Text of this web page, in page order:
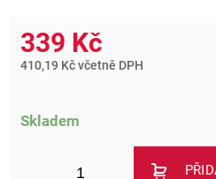
339 Kč
410,19 Kč včetně DPH
Skladem